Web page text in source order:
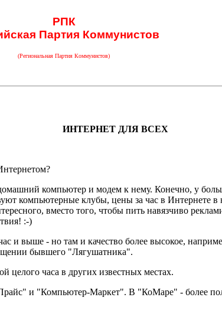
РПК
Партия Коммунистов
(Региональная Партия Коммунистов)
ИНТЕРНЕТ ДЛЯ ВСЕХ
компьютер и модем к нему. Конечно, у
компьютерные клубы, цены за час в Интернете
вместо того, чтобы пить навязчиво
:-)
и выше - но там и качество более высокое,
бывшего "Лягушатника".
целого часа в других известных местах.
и "Компьютер-Маркет". В "КоМаре" - более